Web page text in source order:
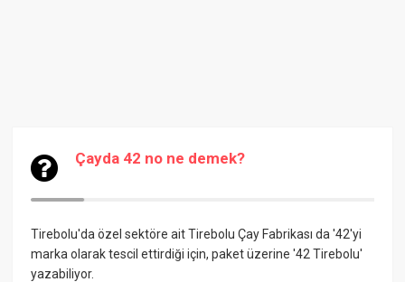
Çayda 42 no ne demek?
Tirebolu'da özel sektöre ait Tirebolu Çay Fabrikası da '42'yi
marka olarak tescil ettirdiği için, paket üzerine '42 Tirebolu'
yazabiliyor.